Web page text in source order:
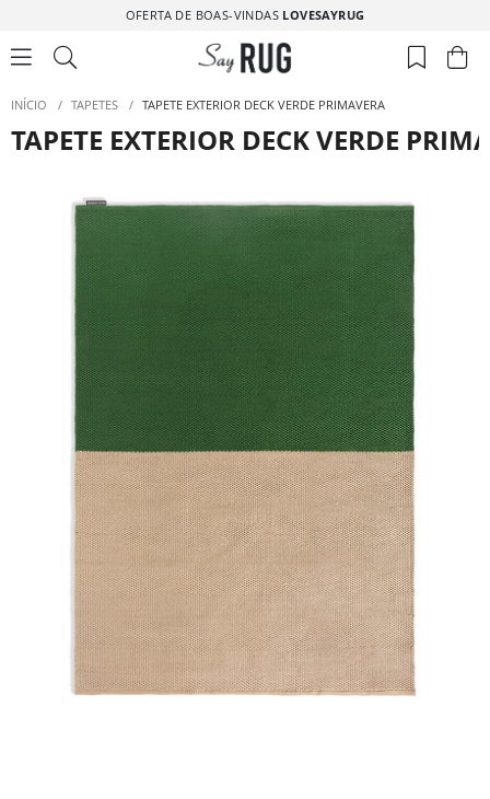
OFERTA DE BOAS-VINDAS LOVESAYRUG
INÍCIO / TAPETES / TAPETE EXTERIOR DECK VERDE PRIMAVERA
TAPETE EXTERIOR DECK VERDE